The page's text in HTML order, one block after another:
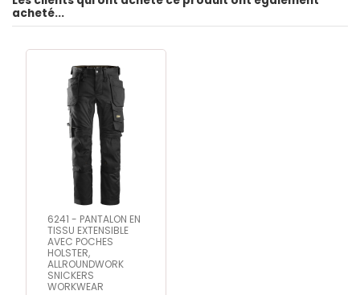
acheté...
6241 - PANTALON EN
TISSU EXTENSIBLE
AVEC POCHES
HOLSTER,
ALLROUNDWORK
SNICKERS
WORKWEAR